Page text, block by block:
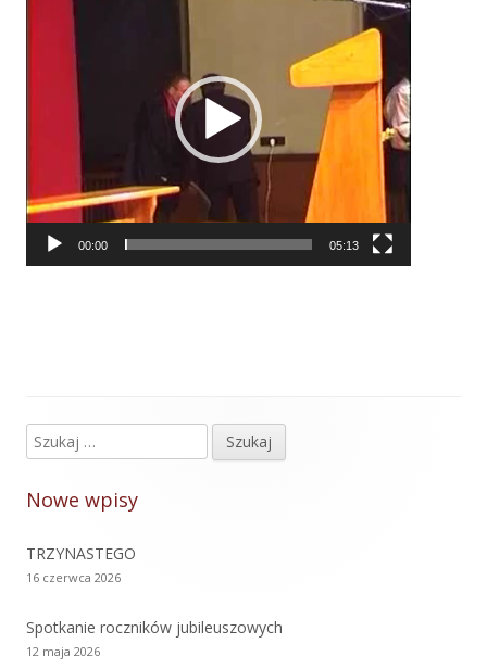
00:00 05:13
Główny
panel
Szukaj:
Nowe wpisy
TRZYNASTEGO
16 czerwca 2026
Spotkanie roczników jubileuszowych
12 maja 2026